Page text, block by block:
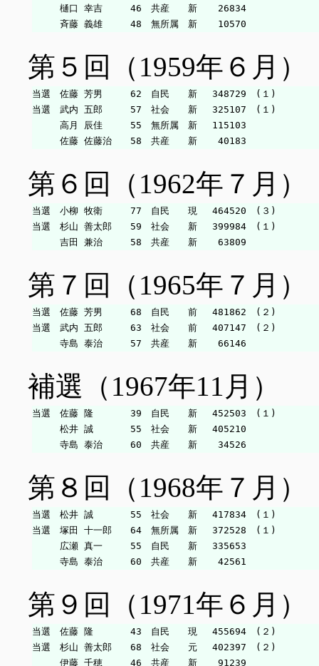
樋口 幸吉　　　46　共産　　新　  26834
第５回（1959年６月）
当選　佐藤 芳男　　　62　自民　　新　 348729　(１)
当選　武内 五郎　　　57　社会　　新　 325107　(１)
高月 辰佳　　　55　無所属　新　 115103
第６回（1962年７月）
当選　小柳 牧衛　　　77　自民　　現　 464520　(３)
当選　杉山 善太郎　　59　社会　　新　 399984　(１)
第７回（1965年７月）
当選　佐藤 芳男　　　68　自民　　前　 481862　(２)
当選　武内 五郎　　　63　社会　　前　 407147　(２)
補選（1967年11月）
当選　佐藤 隆　　　　39　自民　　新　 452503　(１)
松井 誠　　　　55　社会　　新　 405210
第８回（1968年７月）
当選　松井 誠　　　　55　社会　　新　 417834　(１)
当選　塚田 十一郎　　64　無所属　新　 372528　(１)
広瀬 真一　　　55　自民　　新　 335653
第９回（1971年６月）
当選　佐藤 隆　　　　43　自民　　現　 455694　(２)
当選　杉山 善太郎　　68　社会　　元　 402397　(２)